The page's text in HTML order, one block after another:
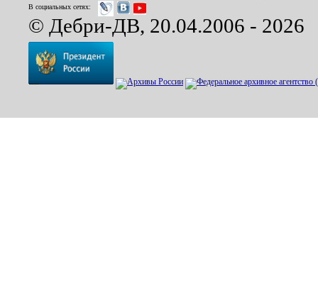
В социальных сетях:
© Дебри-ДВ, 20.04.2006 - 2026